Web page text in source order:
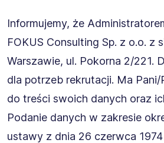
Informujemy, że
FOKUS Consulting Sp. z o.o. z
Warszawie, ul. Pokorna 2/221.
dla potrzeb rekrutacji. Ma
do treści swoich danych oraz
Podanie danych w zakresie
ustawy z dnia 26 czerwca